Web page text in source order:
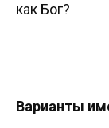
как Бог?
Варианты